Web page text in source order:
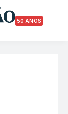
50 ANOS